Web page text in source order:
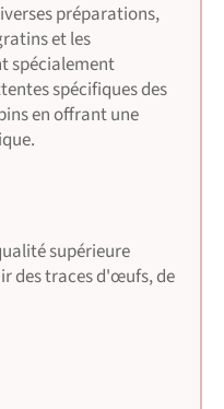
préparations,
et les
spécialement
spécifiques des
en offrant une
supérieure
des traces d'œufs, de